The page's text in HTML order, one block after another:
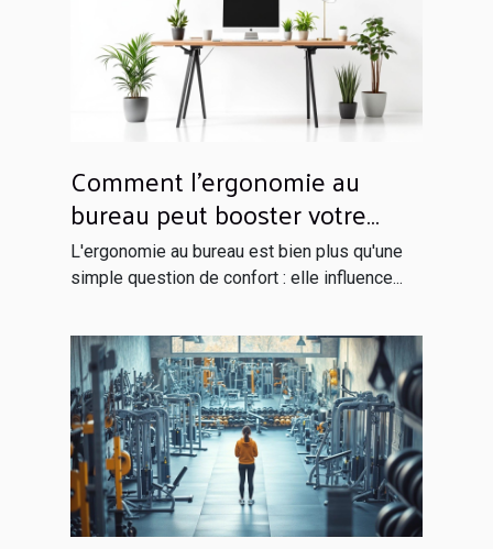
Comment l'ergonomie au
bureau peut booster votre
productivité?
L'ergonomie au bureau est bien plus qu'une
simple question de confort : elle influence...